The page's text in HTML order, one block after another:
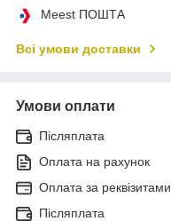
Meest ПОШТА
Всі умови доставки
Умови оплати
Післяплата
Оплата на рахунок
Оплата за реквізитами
Післяплата